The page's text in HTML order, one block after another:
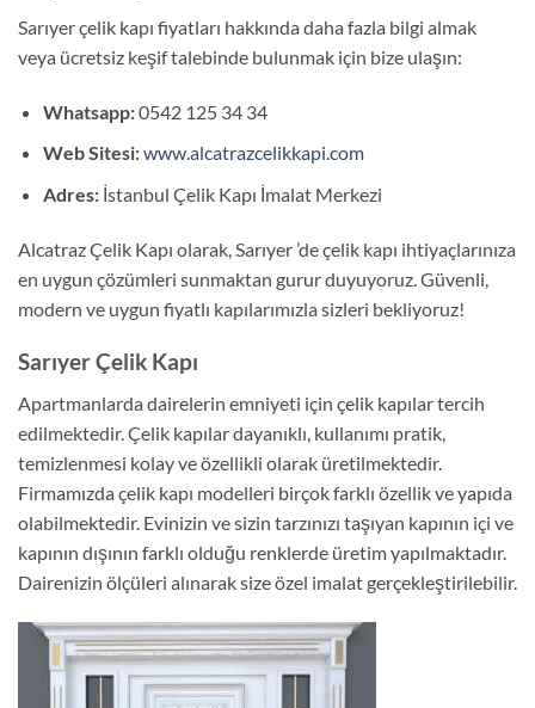
Sarıyer çelik kapı fiyatları hakkında daha fazla bilgi almak
veya ücretsiz keşif talebinde bulunmak için bize ulaşın:
Whatsapp:0542 125 34 34
Web Sitesi:www.alcatrazcelikkapi.com
Adres:İstanbul Çelik Kapı İmalat Merkezi
Alcatraz Çelik Kapı olarak, Sarıyer ’de çelik kapı ihtiyaçlarınıza
en uygun çözümleri sunmaktan gurur duyuyoruz. Güvenli,
modern ve uygun fiyatlı kapılarımızla sizleri bekliyoruz!
Sarıyer Çelik Kapı
Apartmanlarda dairelerin emniyeti için çelik kapılar tercih
edilmektedir. Çelik kapılar dayanıklı, kullanımı pratik,
temizlenmesi kolay ve özellikli olarak üretilmektedir.
Firmamızda çelik kapı modelleri birçok farklı özellik ve yapıda
olabilmektedir. Evinizin ve sizin tarzınızı taşıyan kapının içi ve
kapının dışının farklı olduğu renklerde üretim yapılmaktadır.
Dairenizin ölçüleri alınarak size özel imalat gerçekleştirilebilir.